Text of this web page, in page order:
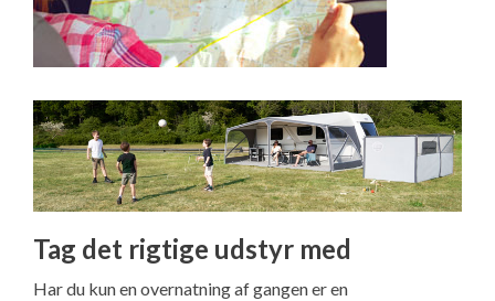
Tag det rigtige udstyr med
Har du kun en overnatning af gangen er en